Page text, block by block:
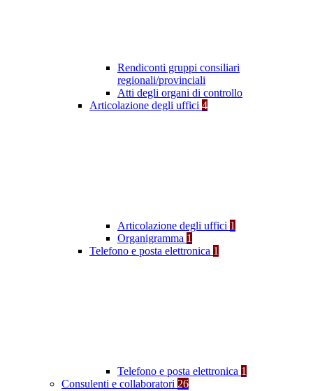
Rendiconti gruppi consiliari
regionali/provinciali
Atti degli organi di controllo
Articolazione degli uffici 4
Articolazione degli uffici 1
Organigramma 1
Telefono e posta elettronica 1
Telefono e posta elettronica 1
Consulenti e collaboratori 26